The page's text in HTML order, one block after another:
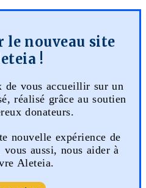
le nouveau site
!
de vous accueillir sur un
réalisé grâce au soutien
donateurs.
nouvelle expérience de
aussi, nous aider à
Aleteia.